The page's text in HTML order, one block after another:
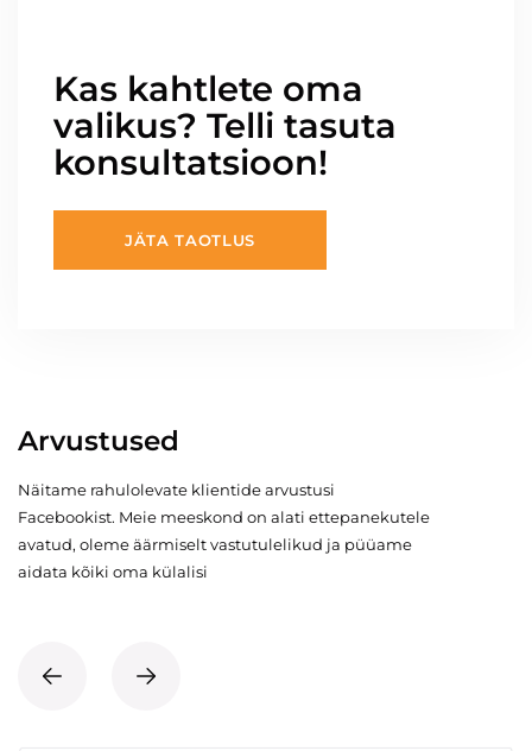
Kas kahtlete oma
valikus? Telli tasuta
konsultatsioon!
JÄTA TAOTLUS
Arvustused
Näitame rahulolevate klientide arvustusi
Facebookist. Meie meeskond on alati ettepanekutele
avatud, oleme äärmiselt vastutulelikud ja püüame
aidata kõiki oma külalisi